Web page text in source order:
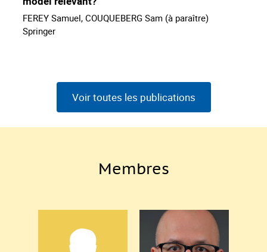
FEREY Samuel, COUQUEBERG Sam (à paraître)
Springer
Voir toutes les publications
Membres